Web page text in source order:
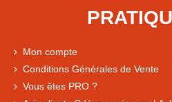
Express,
Mon compte
Conditions Générales de Vente
Vous êtes PRO ?